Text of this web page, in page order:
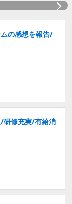
の感想を報告/
研修充実/有給消